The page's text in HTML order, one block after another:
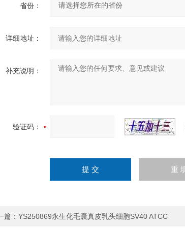
省份：
详细地址：
补充说明：
验证码：
篇： YS250869永生化毛囊真皮乳头细胞SV40 ATCC